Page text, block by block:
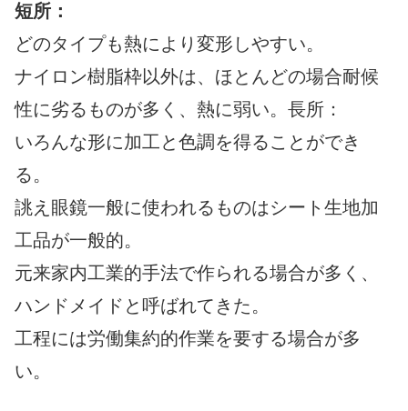
短所：
どのタイプも熱により変形しやすい。
ナイロン樹脂枠以外は、ほとんどの場合耐候
性に劣るものが多く、熱に弱い。長所：
いろんな形に加工と色調を得ることができ
る。
誂え眼鏡一般に使われるものはシート生地加
工品が一般的。
元来家内工業的手法で作られる場合が多く、
ハンドメイドと呼ばれてきた。
工程には労働集約的作業を要する場合が多
い。